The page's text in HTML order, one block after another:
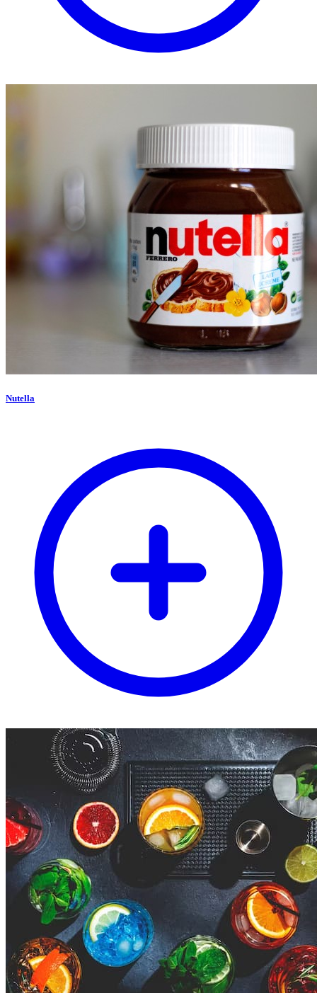
Nutella